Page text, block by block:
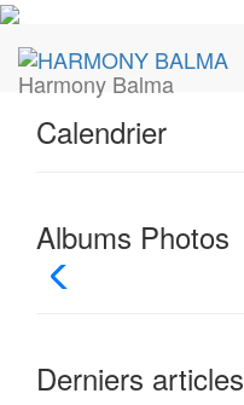
Harmony Balma
Calendrier
Albums Photos
Derniers articles